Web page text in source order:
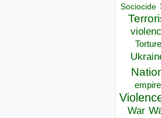
Sociocide
Torture
empire
War